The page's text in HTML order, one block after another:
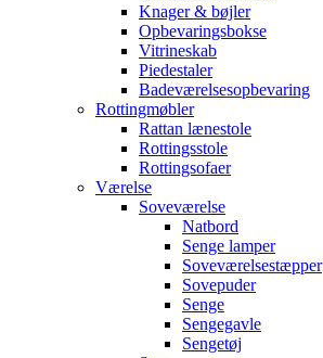
Knager & bøjler
Opbevaringsbokse
Vitrineskab
Piedestaler
Badeværelsesopbevaring
Rottingmøbler
Rattan lænestole
Rottingsstole
Rottingsofaer
Værelse
Soveværelse
Natbord
Senge lamper
Soveværelsestæpper
Sovepuder
Senge
Sengegavle
Sengetøj